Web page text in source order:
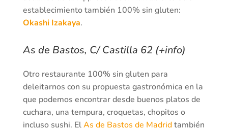
establecimiento también 100% sin gluten:
Okashi Izakaya.
As de Bastos, C/ Castilla 62 (+info)
Otro restaurante 100% sin gluten para
deleitarnos con su propuesta gastronómica en la
que podemos encontrar desde buenos platos de
cuchara, una tempura, croquetas, chopitos o
incluso sushi. ElAs de Bastos de Madridtambién